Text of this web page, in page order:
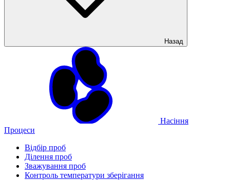
Назад
Насіння
Процеси
Відбір проб
Ділення проб
Зважування проб
Контроль температури зберігання